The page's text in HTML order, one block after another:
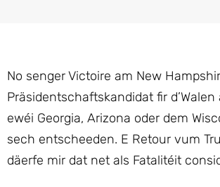
No senger Victoire am New
Präsidentschaftskandidat fir
ewéi Georgia, Arizona oder dem
sech entscheeden. E Retour vum
däerfe mir dat net als Fatalitéit